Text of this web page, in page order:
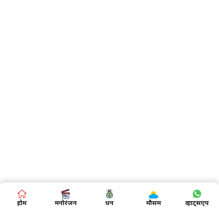
होम मनोरंजन धन मौसम व्हाट्सएप